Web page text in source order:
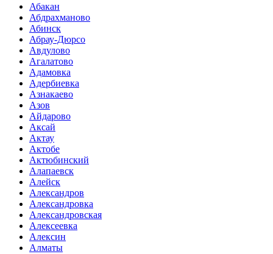
Абакан
Абдрахманово
Абинск
Абрау-Дюрсо
Авдулово
Агалатово
Адамовка
Адербиевка
Азнакаево
Азов
Айдарово
Аксай
Актау
Актобе
Актюбинский
Алапаевск
Алейск
Александров
Александровка
Александровская
Алексеевка
Алексин
Алматы